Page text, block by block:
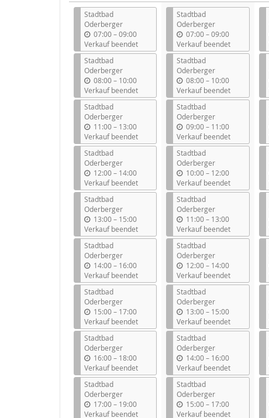
Stadtbad
Oderberger
07:00–b
i
s
09:00
Verkauf beendet
Stadtbad
Oderberger
08:00–b
i
s
10:00
Verkauf beendet
Stadtbad
Oderberger
11:00–b
i
s
13:00
Verkauf beendet
Stadtbad
Oderberger
12:00–b
i
s
14:00
Verkauf beendet
Stadtbad
Oderberger
13:00–b
i
s
15:00
Verkauf beendet
Stadtbad
Oderberger
14:00–b
i
s
16:00
Verkauf beendet
Stadtbad
Oderberger
15:00–b
i
s
17:00
Verkauf beendet
Stadtbad
Oderberger
16:00–b
i
s
18:00
Verkauf beendet
Stadtbad
Oderberger
17:00–b
i
19:00
Verkauf beendet
Stadtbad
Oderberger
07:00 –b
i
s
09:00
Verkauf beendet
Stadtbad
Oderberger
08:00 –b
i
s
10:00
Verkauf beendet
Stadtbad
Oderberger
09:00 –b
i
s
11:00
Verkauf beendet
Stadtbad
Oderberger
10:00 –b
i
s
12:00
Verkauf beendet
Stadtbad
Oderberger
11:00 –b
i
s
13:00
Verkauf beendet
Stadtbad
Oderberger
12:00 –b
i
s
14:00
Verkauf beendet
Stadtbad
Oderberger
13:00 –b
i
s
15:00
Verkauf beendet
Stadtbad
Oderberger
14:00 –b
i
s
16:00
Verkauf beendet
Stadtbad
Oderberger
15:00 –b
i
17:00
Verkauf beendet